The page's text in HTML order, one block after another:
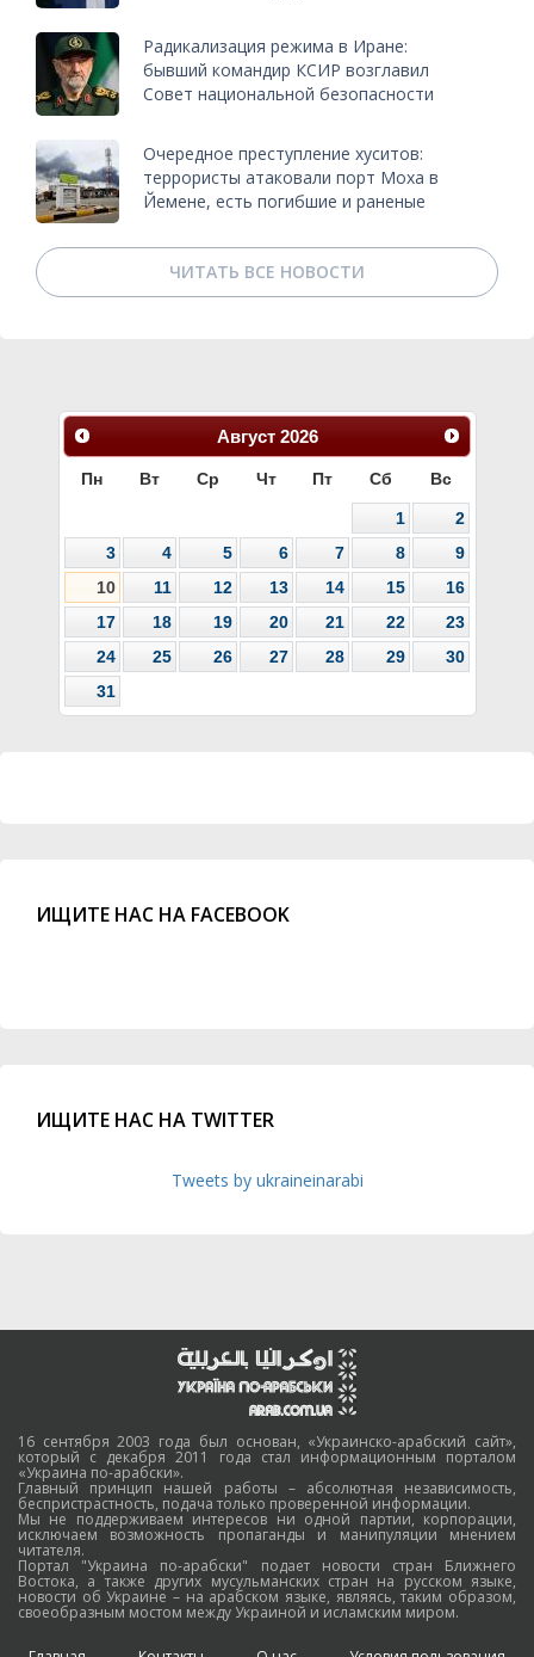
Радикализация режима в Иране:
бывший командир КСИР возглавил
Совет национальной безопасности
Очередное преступление хуситов:
террористы атаковали порт Моха в
Йемене, есть погибшие и раненые
ЧИТАТЬ ВСЕ НОВОСТИ
Август 2026
Пн Вт Ср Чт Пт Сб Вс
1
2
3
4 5 6 7 8
9
10
11 12 13 14 15
16
17
18 19 20 21 22
23
24
25 26 27 28 29
30
31
ИЩИТЕ НАС НА FACEBOOK
ИЩИТЕ НАС НА TWITTER
Tweets by ukraineinarabi
16 сентября 2003 года был основан, «Украинско-арабский сайт»,
который с декабря 2011 года стал информационным порталом
«Украина по-арабски».
Главный принцип нашей работы – абсолютная независимость,
беспристрастность, подача только проверенной информации.
Мы не поддерживаем интересов ни одной партии, корпорации,
исключаем возможность пропаганды и манипуляции мнением
читателя.
Портал "Украина по-арабски" подает новости стран Ближнего
Востока, а также других мусульманских стран на русском языке,
новости об Украине – на арабском языке, являясь, таким образом,
своеобразным мостом между Украиной и исламским миром.